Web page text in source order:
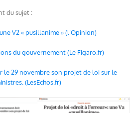
du sujet :
V2 « pusillanime » (l’Opinion)
du gouvernement (Le Figaro.fr)
le 29 novembre son projet de loi sur le
(LesEchos.fr)